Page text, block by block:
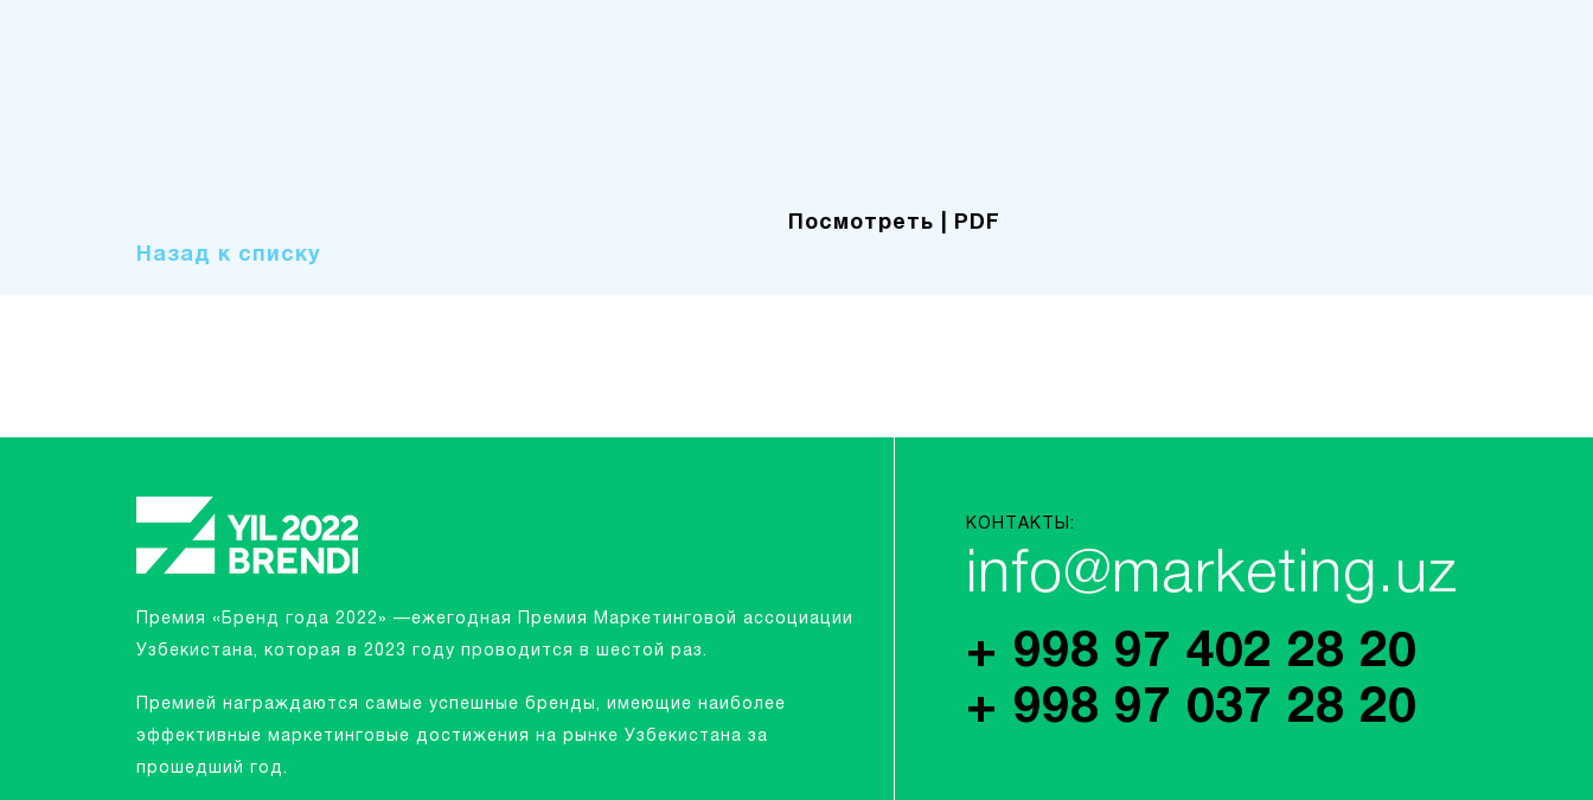
Посмотреть | PDF
Назад к списку
Премия «Бренд года 2022» —ежегодная Премия Маркетинговой ассоциации
Узбекистана, которая в 2023 году проводится в шестой раз.
Премией награждаются самые успешные бренды, имеющие наиболее
эффективные маркетинговые достижения на рынке Узбекистана за
прошедший год.
КОНТАКТЫ:
info@marketing.uz
+ 998 97 402 28 20
+ 998 97 037 28 20